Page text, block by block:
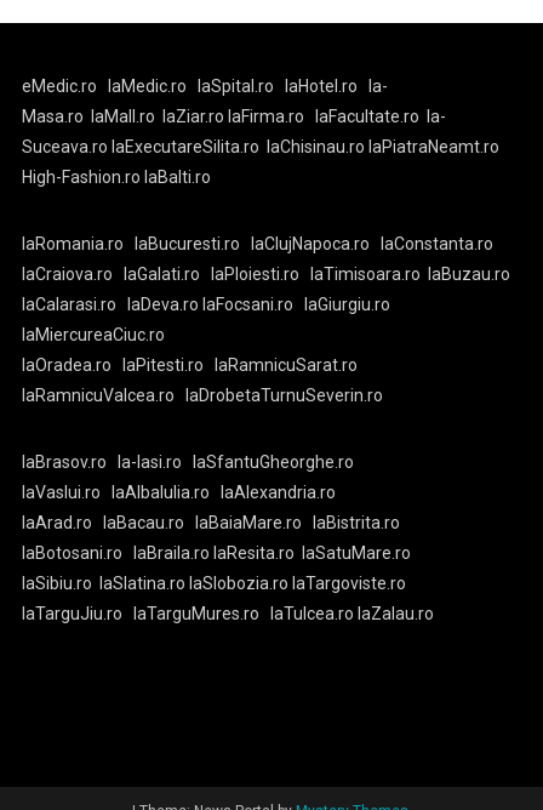
eMedic.ro laMedic.ro laSpital.ro laHotel.ro
la-
Masa.ro
laMall.ro laZiar.ro laFirma.ro laFacultate.ro
la-
Suceava.ro laExecutareSilita.ro laChisinau.ro laPiatraNeamt.ro
High-Fashion.ro laBalti.ro
laRomania.ro laBucuresti.ro laClujNapoca.ro
laConstanta.ro
laCraiova.ro
laGalati.ro laPloiesti.ro laTimisoara.ro
laBuzau.ro
laCalarasi.ro
laDeva.ro laFocsani.ro
laGiurgiu.ro
laMiercureaCiuc.ro
laOradea.ro
laPitesti.ro
laRamnicuSarat.ro
laRamnicuValcea.ro
laDrobetaTurnuSeverin.ro
laBrasov.ro la-Iasi.ro
laSfantuGheorghe.ro
laVaslui.ro
laAlbaIulia.ro
laAlexandria.ro
laArad.ro
laBacau.ro laBaiaMare.ro
laBistrita.ro
laBotosani.ro
laBraila.ro laResita.ro
laSatuMare.ro
laSibiu.ro
laSlatina.ro laSlobozia.ro laTargoviste.ro
laTarguJiu.ro
laTarguMures.ro laTulcea.ro laZalau.ro